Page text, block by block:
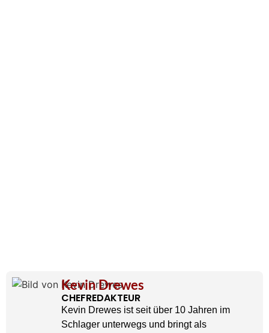
Kevin Drewes
CHEFREDAKTEUR
Kevin Drewes ist seit über 10 Jahren im
Schlager unterwegs und bringt als